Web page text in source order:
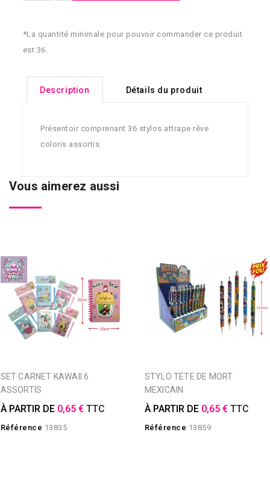
*La quantité minimale pour pouvoir commander ce produit
est 36.
Description Détails du produit
Présentoir comprenant 36 stylos attrape rêve
coloris assortis.
Vous aimerez aussi
SET CARNET KAWAII 6
ASSORTIS
À PARTIR DE 0,65 € TTC
Référence 13835
STYLO TETE DE MORT
MEXICAIN
À PARTIR DE 0,65 € TTC
Référence 13859